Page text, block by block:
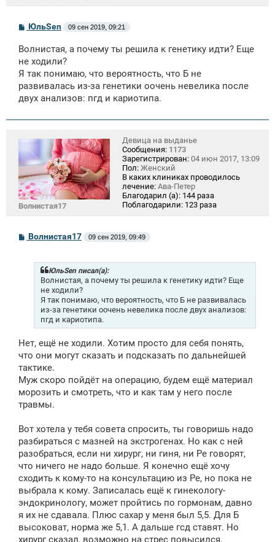
С
б
щ
н
и
ЮльSen 09 сен 2019, 09:21
Волнистая, а почему ты решила к генетику идти? Еще
не ходили?
Я так понимаю, что вероятность, что Б не
развивалась из-за генетики оочень невелика после
двух анализов: пгд и кариотипа.
Волнистая17
Девица на выданье
Сообщения: 1173
Зарегистрирован: 04 июн 2017, 13:09
Пол: Женский
В каких клиниках проводилось
лечение: Ава-Петер
Благодарил (а): 144 раза
Поблагодарили: 123 раза
СВолнистая17 09 сен 2019, 09:49
ЮльSen писал(а):
Волнистая, а почему ты решила к генетику идти? Еще
не ходили?
Я так понимаю, что вероятность, что Б не развивалась
из-за генетики оочень невелика после двух анализов:
пгд и кариотипа.
Нет, ещё не ходили. Хотим просто для себя понять,
что они могут сказать и подсказать по дальнейшей
тактике.
Муж скоро пойдёт на операцию, будем ещё материал
морозить и смотреть, что и как там у него после
травмы.
Вот хотела у тебя совета спросить, ты говоришь надо
разбираться с мазней на экстрогенах. Но как с ней
разобраться, если ни хирург, ни гиня, ни Ре говорят,
что ничего не надо больше. Я конечно ещё хочу
сходить к кому-то на консультацию из Ре, но пока не
выбрала к кому. Записалась ещё к гинекологу-
эндокринологу, может пройтись по гормонам, давно
я их не сдавала. Плюс сахар у меня был 5,5. Для Б
высоковат, норма же 5,1. А дальше гсд ставят. Но
хирург сказал, возможно на стрес повысился.